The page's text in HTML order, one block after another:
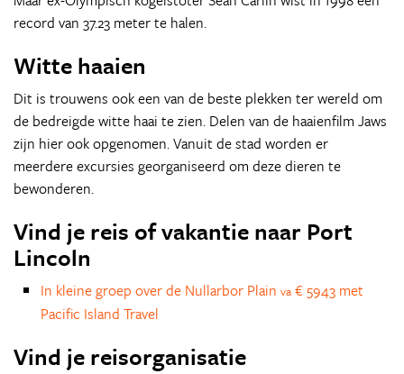
record van 37.23 meter te halen.
Witte haaien
Dit is trouwens ook een van de beste plekken ter wereld om
de bedreigde witte haai te zien. Delen van de haaienfilm Jaws
zijn hier ook opgenomen. Vanuit de stad worden er
meerdere excursies georganiseerd om deze dieren te
bewonderen.
Vind je reis of vakantie naar Port
Lincoln
In kleine groep over de Nullarbor Plain va € 5943 met
Pacific Island Travel
Vind je reisorganisatie